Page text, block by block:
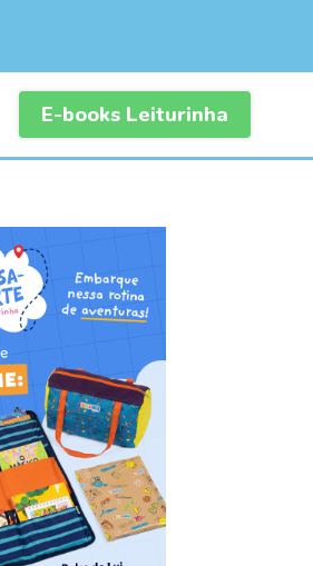
E-books Leiturinha